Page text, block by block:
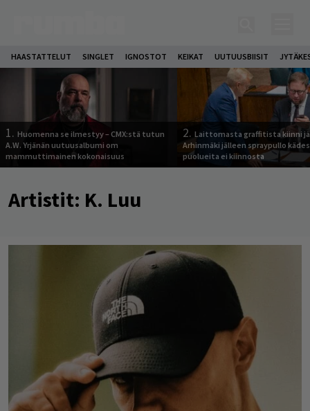
HAASTATTELUT SINGLET IGNOSTOT KEIKAT UUTUUSBIISIT
1. Huomenna se ilmestyy – CMX:stä tutun
A.W. Yrjänän uutuusalbumi om
mammuttimainen kokonaisuus
2. Laittomasta graffitista kiinni
Arhinmäki jälleen spraypullo
puolueita ei kiinnosta
Artistit: K. Luu